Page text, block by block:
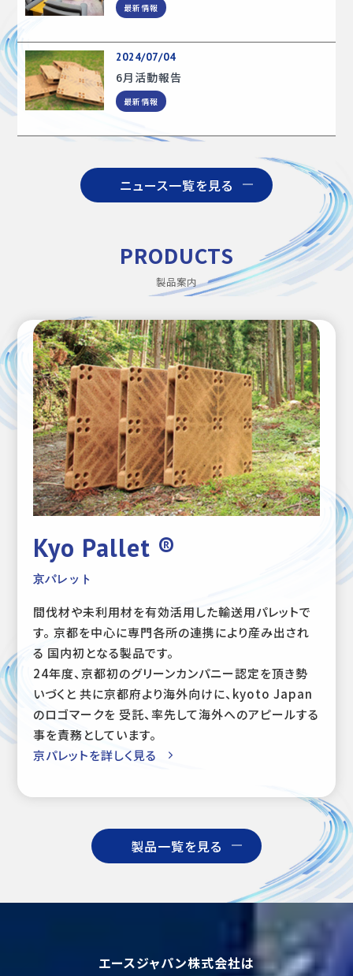
最新情報
2024/07/04
6月活動報告
最新情報
ニュース一覧を見る
PRODUCTS
製品案内
Kyo Pallet ®
京パレット
間伐材や未利用材を有効活用した輸送用パレットで
す。 京都を中心に専門各所の連携により産み出され
る 国内初となる製品です。
24年度、京都初のグリーンカンパニー認定を頂き勢
いづくと 共に京都府より海外向けに、kyoto Japan
のロゴマークを 受託、率先して海外へのアピールする
事を責務としています。
京パレットを詳しく見る
製品一覧を見る
エースジャパン株式会社は